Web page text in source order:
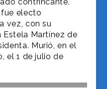
electo
vez, con su
Estela Martínez de
Murió, en el
el 1 de julio de